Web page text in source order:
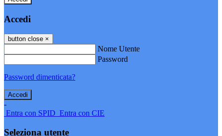
Accedi
button close ×
Nome Utente
Password
Password dimenticata?
-
Entra con SPID Entra con CIE
Seleziona utente